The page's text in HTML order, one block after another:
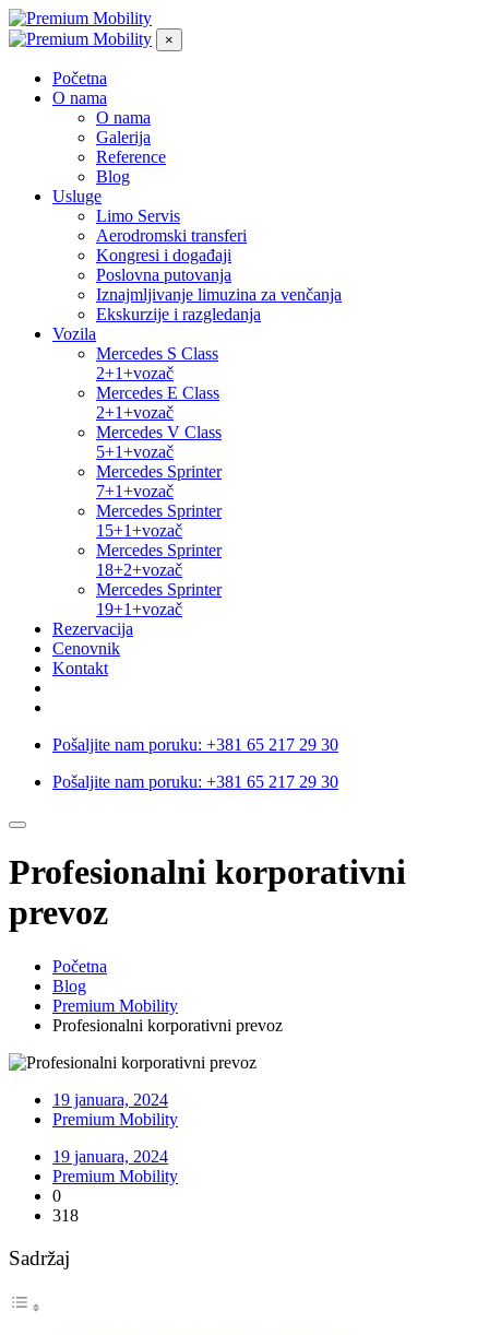
×
Početna
O nama
O nama
Galerija
Reference
Blog
Usluge
Limo Servis
Aerodromski transferi
Kongresi i događaji
Poslovna putovanja
Iznajmljivanje limuzina za venčanja
Ekskurzije i razgledanja
Vozila
Mercedes S Class
2+1+vozač
Mercedes E Class
2+1+vozač
Mercedes V Class
5+1+vozač
Mercedes Sprinter
7+1+vozač
Mercedes Sprinter
15+1+vozač
Mercedes Sprinter
18+2+vozač
Mercedes Sprinter
19+1+vozač
Rezervacija
Cenovnik
Kontakt
Pošaljite nam poruku: +381 65 217 29 30
Pošaljite nam poruku: +381 65 217 29 30
Profesionalni korporativni
prevoz
Početna
Blog
Premium Mobility
Profesionalni korporativni prevoz
19 januara, 2024
Premium Mobility
19 januara, 2024
Premium Mobility
0
318
Sadržaj